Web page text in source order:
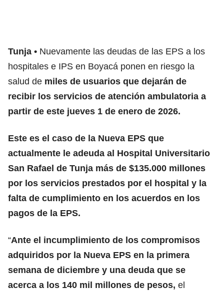
Tunja
Nuevamente las deudas de las EPS a los
hospitales e IPS en Boyacá ponen en riesgo la
salud de miles de usuarios que dejarán de
recibir los servicios de atención ambulatoria a
partir de este jueves 1 de enero de 2026.
Este es el caso de la Nueva EPS que
actualmente le adeuda al Hospital Universitario
San Rafael de Tunja más de $135.000 millones
por los servicios prestados por el hospital y la
falta de cumplimiento en los acuerdos en los
pagos de la EPS.
“Ante el incumplimiento de los compromisos
adquiridos por la Nueva EPS en la primera
semana de diciembre y una deuda que se
acerca a los 140 mil millones de pesos, el